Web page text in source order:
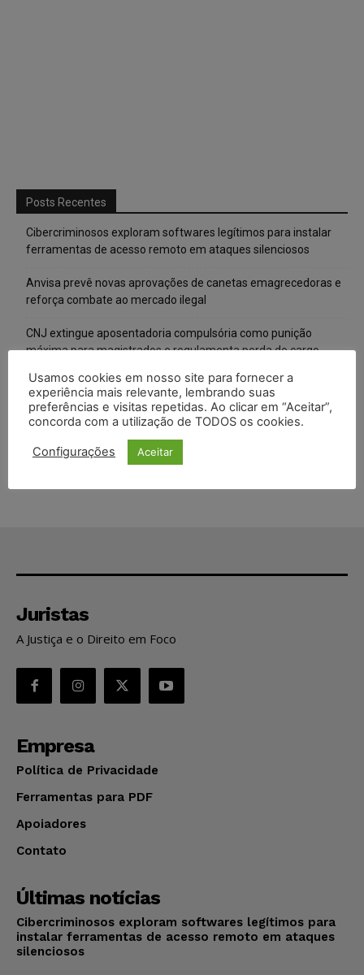
Posts Recentes
Cibercriminosos exploram softwares legítimos para instalar
ferramentas de acesso remoto em ataques silenciosos
Anvisa prevê novas aprovações de canetas emagrecedoras e
reforça combate ao mercado ilegal
CNJ extingue aposentadoria compulsória como punição
máxima para magistrados e regulamenta perda do cargo
Justiça de SP rejeita ação da família de Alexandre de Moraes
contra senador Alessandro Vieira
Gabriela Hardt por dois anos
Juristas
A Justiça e o Direito em Foco
Empresa
Política de Privacidade
Ferramentas para PDF
Apoiadores
Contato
Últimas notícias
Cibercriminosos exploram softwares legítimos para
instalar ferramentas de acesso remoto em ataques
silenciosos
Usamos cookies em nosso site para fornecer a
experiência mais relevante, lembrando suas
preferências e visitas repetidas. Ao clicar em “Aceitar”,
concorda com a utilização de TODOS os cookies.
Configurações Aceitar